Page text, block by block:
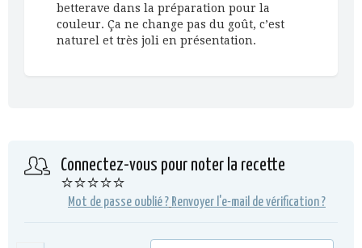
betterave dans la préparation pour la
couleur. Ça ne change pas du goût, c’est
naturel et très joli en présentation.
Connectez-vous pour noter la recette
⭐⭐⭐⭐⭐
Mot de passe oublié ? Renvoyer l'e-mail de vérification ?